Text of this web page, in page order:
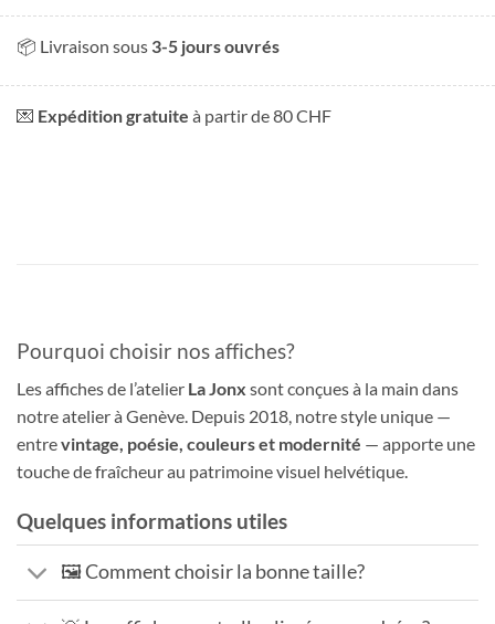
📦 Livraison sous 3-5 jours ouvrés
💌 Expédition gratuite à partir de 80 CHF
Pourquoi choisir nos affiches?
Les affiches de l’atelier La Jonx sont conçues à la main dans
notre atelier à Genève. Depuis 2018, notre style unique —
entrevintage, poésie, couleurs et modernité — apporte une
touche de fraîcheur au patrimoine visuel helvétique.
Quelques informations utiles
🖼️ Comment choisir la bonne taille?